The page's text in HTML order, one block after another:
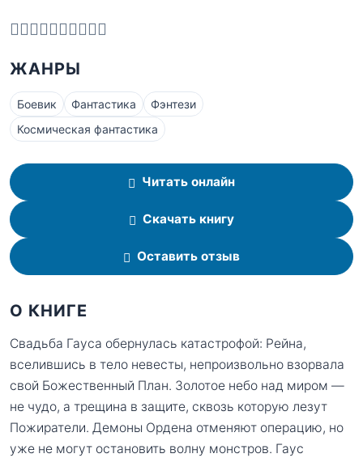
ЖАНРЫ
Боевик Фантастика
Фэнтези
Космическая фантастика
Читать онлайн
Скачать книгу
Оставить отзыв
О КНИГЕ
Свадьба Гауса обернулась катастрофой: Рейна,
вселившись в тело невесты, непроизвольно взорвала
свой Божественный План. Золотое небо над миром —
не чудо, а трещина в защите, сквозь которую лезут
Пожиратели. Демоны Ордена отменяют операцию, но
уже не могут остановить волну монстров. Гаус